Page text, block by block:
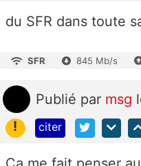
du SFR dans toute
SFR 845 Mb/s
Publié par msg
!
citer